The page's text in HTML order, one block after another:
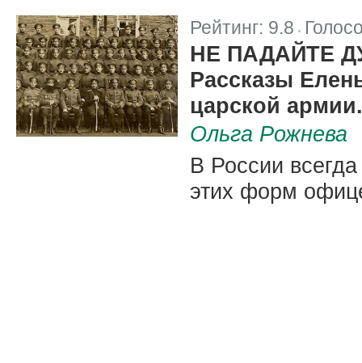
Рейтинг: 9.8
НЕ ПАДАЙТЕ
Рассказы
царской
Ольга Рожнева
В России
этих форм